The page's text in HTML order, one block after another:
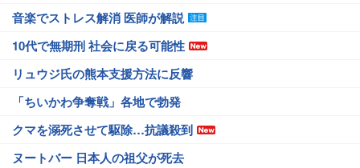
音楽でストレス解消 医師が解説
10代で無期刑 社会に戻る可能性
リュウジ氏の熊本支援方法に反響
「ちいかわ争奪戦」各地で勃発
クマを溺死させて駆除…抗議殺到
ヌートバー 日本人の祖父が死去